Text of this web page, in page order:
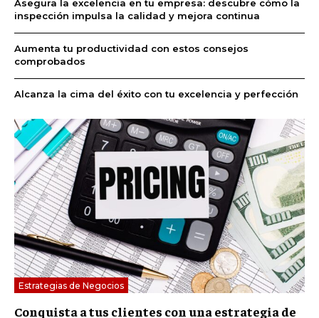
Asegura la excelencia en tu empresa: descubre cómo la
inspección impulsa la calidad y mejora continua
Aumenta tu productividad con estos consejos
comprobados
Alcanza la cima del éxito con tu excelencia y perfección
Estrategias de Negocios
Conquista a tus clientes con una estrategia de